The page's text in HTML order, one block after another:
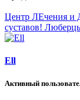
Центр ЛЕчения и
суставов!
Ell
Активный